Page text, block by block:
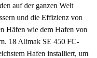
auf der ganzen Welt
und die Effizienz von
Häfen wie dem Hafen von
18 Alimak SE 450 FC-
Hafen installiert, um